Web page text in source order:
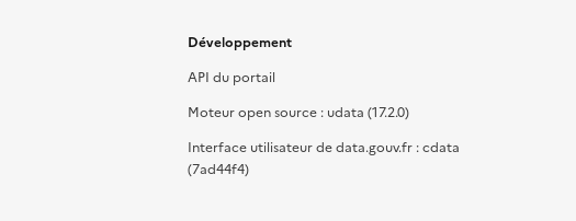
Développement
API du portail
Moteur open source : udata (17.2.0)
Interface utilisateur de data.gouv.fr : cdata
(7ad44f4)